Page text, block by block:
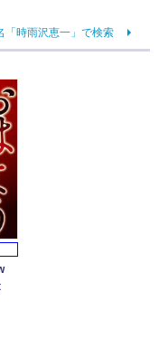
「時雨沢恵一」で検索